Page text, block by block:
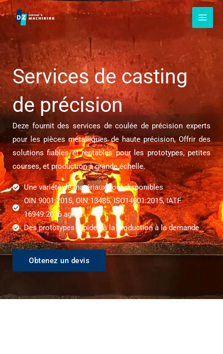
Passer
au
Services de casting
de précision
Deze fournit des services de coulée de précision experts
pour les pièces métalliques de haute précision, Offrir des
solutions fiables et rentables pour les prototypes, petites
courses, et production à grande échelle.
Une variété de matériaux sont disponibles
OIN 9001:2015, OIN 13485, ISO14001:2015, IATF
16949:2016 agréé
Des prototypes rapides à la production à la demande
Obtenez un devis